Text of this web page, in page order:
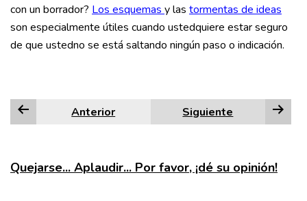
con un borrador? Los esquemas y las tormentas de ideas
son especialmente útiles cuando ustedquiere estar seguro
de que ustedno se está saltando ningún paso o indicación.
Anterior Siguiente
Quejarse... Aplaudir... Por favor, ¡dé su opinión!